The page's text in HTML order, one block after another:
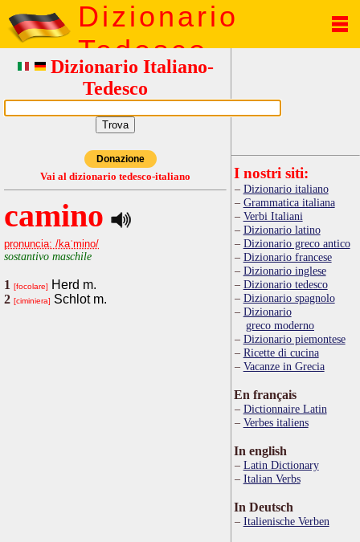
Dizionario
Tedesco
Dizionario Italiano-
Tedesco
Donazione
Vai al dizionario tedesco-italiano
camino
pronuncia: /kaˈmino/
sostantivo maschile
1 [focolare]
Herd m.
2 [ciminiera] Schlot m.
I nostri siti:
Dizionario italiano
Grammatica italiana
Verbi Italiani
Dizionario latino
Dizionario greco antico
Dizionario francese
Dizionario inglese
Dizionario tedesco
Dizionario spagnolo
Dizionario
greco moderno
Dizionario piemontese
Ricette di cucina
Vacanze in Grecia
En français
Dictionnaire Latin
Verbes italiens
In english
Latin Dictionary
Italian Verbs
In Deutsch
Italienische Verben